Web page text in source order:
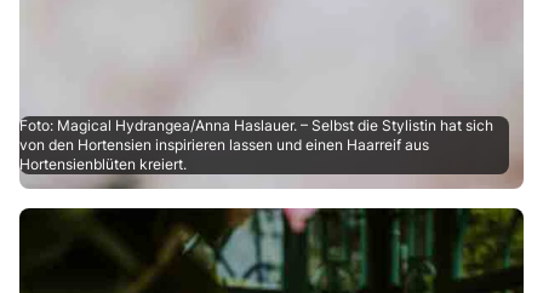
Foto: Magical Hydrangea/Anna Haslauer. – Selbst die Stylistin hat sich
von den Hortensien inspirieren lassen und einen Haarreif aus
Hortensienblüten kreiert.